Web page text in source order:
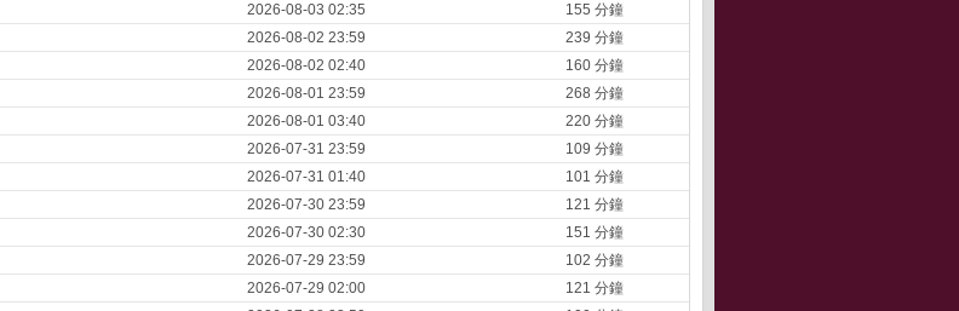
2026-08-03 02:35
155 分鐘
2026-08-02 23:59
239 分鐘
2026-08-02 02:40
160 分鐘
2026-08-01 23:59
268 分鐘
2026-08-01 03:40
220 分鐘
2026-07-31 23:59
109 分鐘
2026-07-31 01:40
101 分鐘
2026-07-30 23:59
121 分鐘
2026-07-30 02:30
151 分鐘
2026-07-29 23:59
102 分鐘
2026-07-29 02:00
121 分鐘